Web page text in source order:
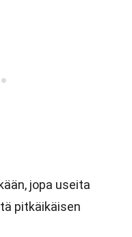
jopa useita
pitkäikäisen